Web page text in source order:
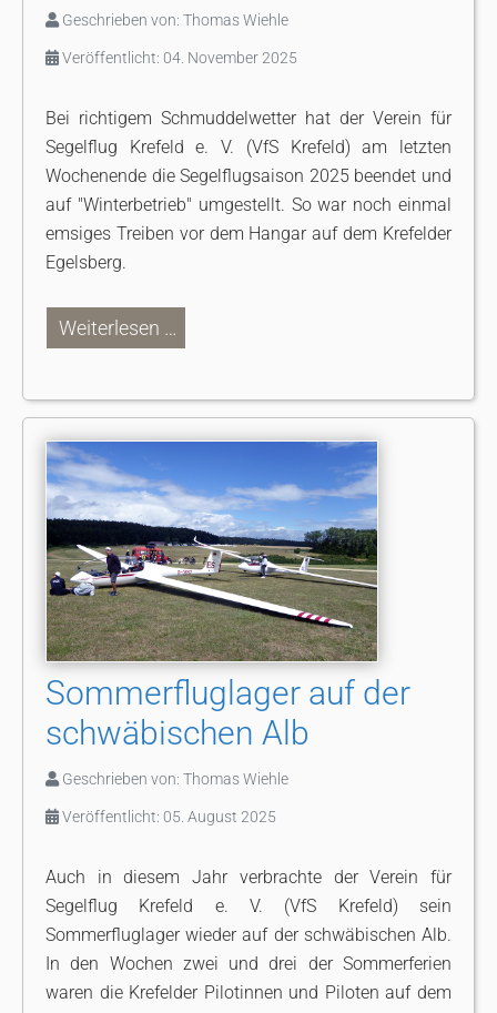
Geschrieben von: Thomas Wiehle
Veröffentlicht: 04. November 2025
Bei richtigem Schmuddelwetter hat der Verein für
Segelflug Krefeld e. V. (VfS Krefeld) am letzten
Wochenende die Segelflugsaison 2025 beendet und
auf "Winterbetrieb" umgestellt. So war noch einmal
emsiges Treiben vor dem Hangar auf dem Krefelder
Egelsberg.
Weiterlesen …
Sommerfluglager auf der
schwäbischen Alb
Geschrieben von: Thomas Wiehle
Veröffentlicht: 05. August 2025
Auch in diesem Jahr verbrachte der Verein für
Segelflug Krefeld e. V. (VfS Krefeld) sein
Sommerfluglager wieder auf der schwäbischen Alb.
In den Wochen zwei und drei der Sommerferien
waren die Krefelder Pilotinnen und Piloten auf dem